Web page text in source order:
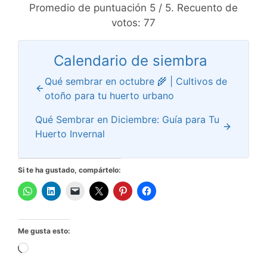
Promedio de puntuación 5 / 5. Recuento de
votos: 77
Calendario de siembra
Qué sembrar en octubre 🌾 | Cultivos de
otoño para tu huerto urbano
Qué Sembrar en Diciembre: Guía para Tu
Huerto Invernal
Si te ha gustado, compártelo:
Me gusta esto:
Cargando...